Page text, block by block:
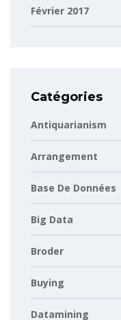
Février 2017
Catégories
Antiquarianism
Arrangement
Base De Données
Big Data
Broder
Buying
Datamining